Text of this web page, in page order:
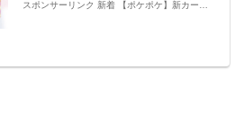
スポンサーリンク 新着 【ポケポケ】新カー